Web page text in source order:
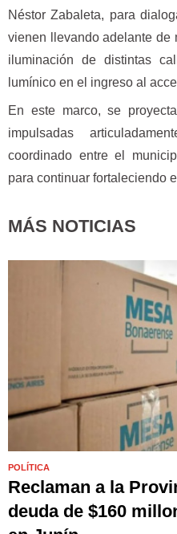
Néstor Zabaleta, para
vienen llevando adelante de
iluminación de distintas
lumínico en el ingreso al
En este marco, se
impulsadas
coordinado entre el
para continuar fortaleciendo
MÁS NOTICIAS
POLÍTICA
Reclaman a la
deuda de $160